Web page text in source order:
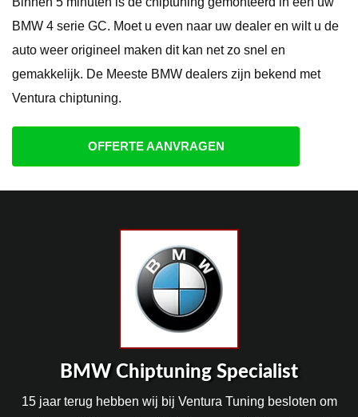
BMW 4 serie GC. Moet u even naar uw dealer en wilt u de
auto weer origineel maken dit kan net zo snel en
gemakkelijk. De Meeste BMW dealers zijn bekend met
Ventura chiptuning.
OFFERTE AANVRAGEN
BMW Chiptuning Specialist
15 jaar terug hebben wij bij Ventura Tuning besloten om